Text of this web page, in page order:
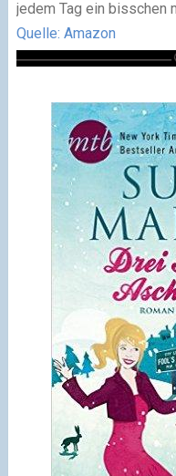
jedem Tag ein bisschen
Quelle: Amazon